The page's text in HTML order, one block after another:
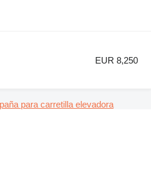
EUR 8,250
para carretilla elevadora